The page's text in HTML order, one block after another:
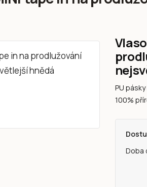
PU
100%
Doba